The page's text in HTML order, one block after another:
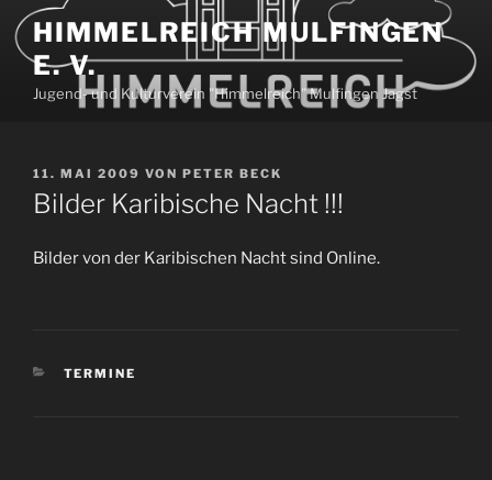
Zum
Inhalt
springen
HIMMELREICH MULFINGEN
E. V.
Jugend- und Kulturverein "Himmelreich" Mulfingen Jagst
VERÖFFENTLICHT
AM
11. MAI 2009 VON PETER BECK
Bilder Karibische Nacht !!!
Bilder von der Karibischen Nacht sind Online.
KATEGORIEN
TERMINE